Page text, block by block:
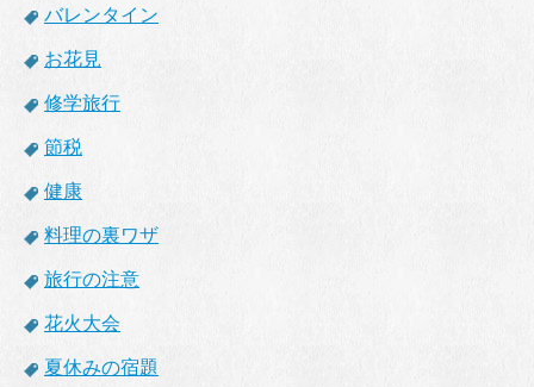
バレンタイン
お花見
修学旅行
節税
健康
料理の裏ワザ
旅行の注意
花火大会
夏休みの宿題